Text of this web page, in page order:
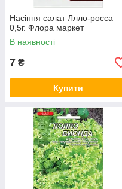
Насіння салат Ллло-росса
0,5г. Флора маркет
В наявності
7 ₴
Купити